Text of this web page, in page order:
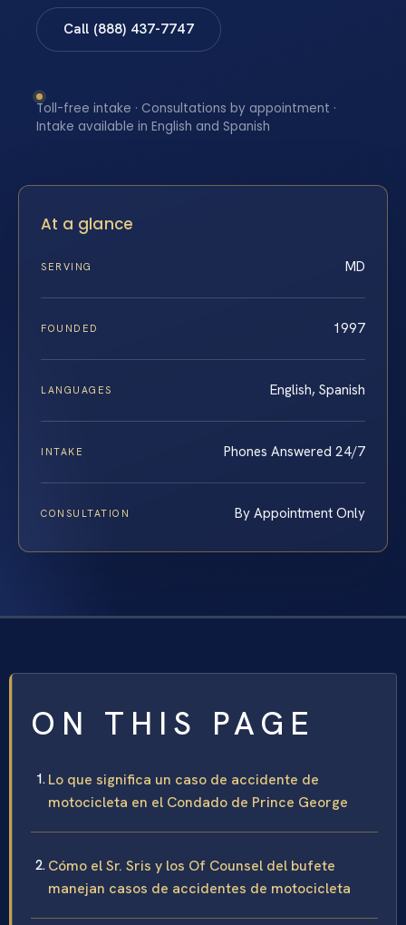
Call (888) 437-7747
Toll-free intake · Consultations by appointment ·
Intake available in English and Spanish
At a glance
SERVING MD
FOUNDED 1997
LANGUAGES English, Spanish
INTAKE Phones Answered 24/7
CONSULTATION By Appointment Only
ON THIS PAGE
Lo que significa un caso de accidente de
motocicleta en el Condado de Prince George
Cómo el Sr. Sris y los Of Counsel del bufete
manejan casos de accidentes de motocicleta